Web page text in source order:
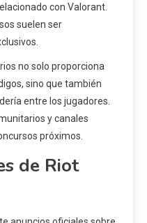
con Valorant.
suelen ser
no solo proporciona
sino que también
entre los jugadores.
y canales
próximos.
de Riot